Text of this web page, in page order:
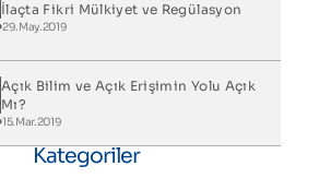
İlaçta Fikri Mülkiyet ve Regülasyon
29.May.2019
Açık Bilim ve Açık Erişimin Yolu Açık
Mı?
15.Mar.2019
Kategoriler